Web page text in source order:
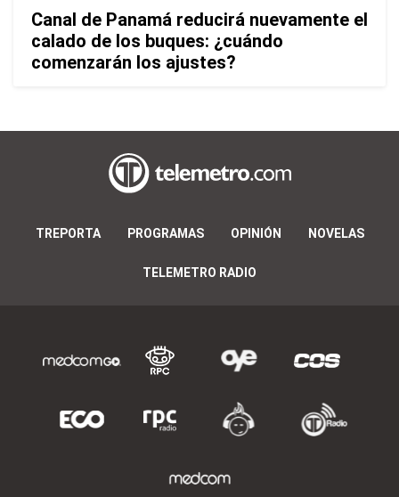
Canal de Panamá reducirá nuevamente el
calado de los buques: ¿cuándo
comenzarán los ajustes?
TREPORTA PROGRAMAS OPINIÓN NOVELAS
TELEMETRO RADIO